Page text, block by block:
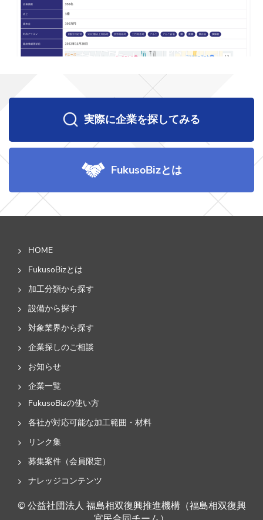
実際に企業を探してみる
FukusoBizとは
HOME
FukusoBizとは
加工分類から探す
設備から探す
対象業界から探す
企業探しのご相談
お知らせ
企業一覧
FukusoBizの使い方
各社が対応可能な加工範囲・材料
リンク集
募集案件（会員限定）
ナレッジコンテンツ
© 公益社団法人 福島相双復興推進機構（福島相双復興